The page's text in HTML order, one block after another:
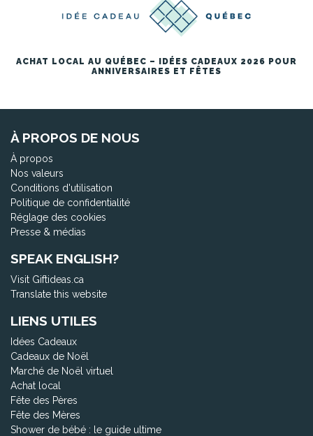
ACHAT LOCAL AU QUÉBEC – IDÉES CADEAUX 2026 POUR
ANNIVERSAIRES ET FÊTES
À PROPOS DE NOUS
À propos
Nos valeurs
Conditions d'utilisation
Politique de confidentialité
Réglage des cookies
Presse & médias
SPEAK ENGLISH?
Visit Giftideas.ca
Translate this website
LIENS UTILES
Idées Cadeaux
Cadeaux de Noël
Marché de Noël virtuel
Achat local
Fête des Pères
Fête des Mères
Shower de bébé : le guide ultime